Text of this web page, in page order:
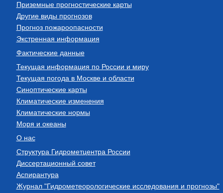
Приземные прогностические карты
Другие виды прогнозов
Прогноз пожароопасности
Экстренная информация
Фактические данные
Текущая информация по России и миру
Текущая погода в Москве и области
Синоптические карты
Климатические изменения
Климатические нормы
Моря и океаны
О нас
Структура Гидрометцентра России
Диссертационный совет
Аспирантура
Журнал "Гидрометеорологические исследования и прогнозы"